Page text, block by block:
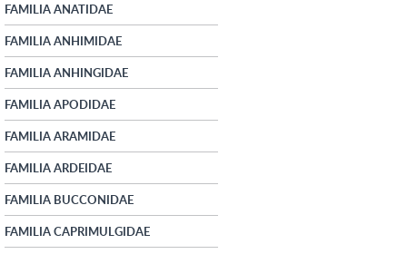
FAMILIA ANATIDAE
FAMILIA ANHIMIDAE
FAMILIA ANHINGIDAE
FAMILIA APODIDAE
FAMILIA ARAMIDAE
FAMILIA ARDEIDAE
FAMILIA BUCCONIDAE
FAMILIA CAPRIMULGIDAE